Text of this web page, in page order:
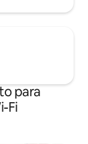
para
Fi